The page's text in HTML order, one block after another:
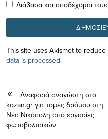
Διάβασα και αποδέχομαι
This site uses Akismet to reduce
data is processed.
Αναφορά αναγώστη στο
kozan.gr για τομές δρόμου στη
Νέα Νικόπολη από εργασίες
φωτοβολταϊκών